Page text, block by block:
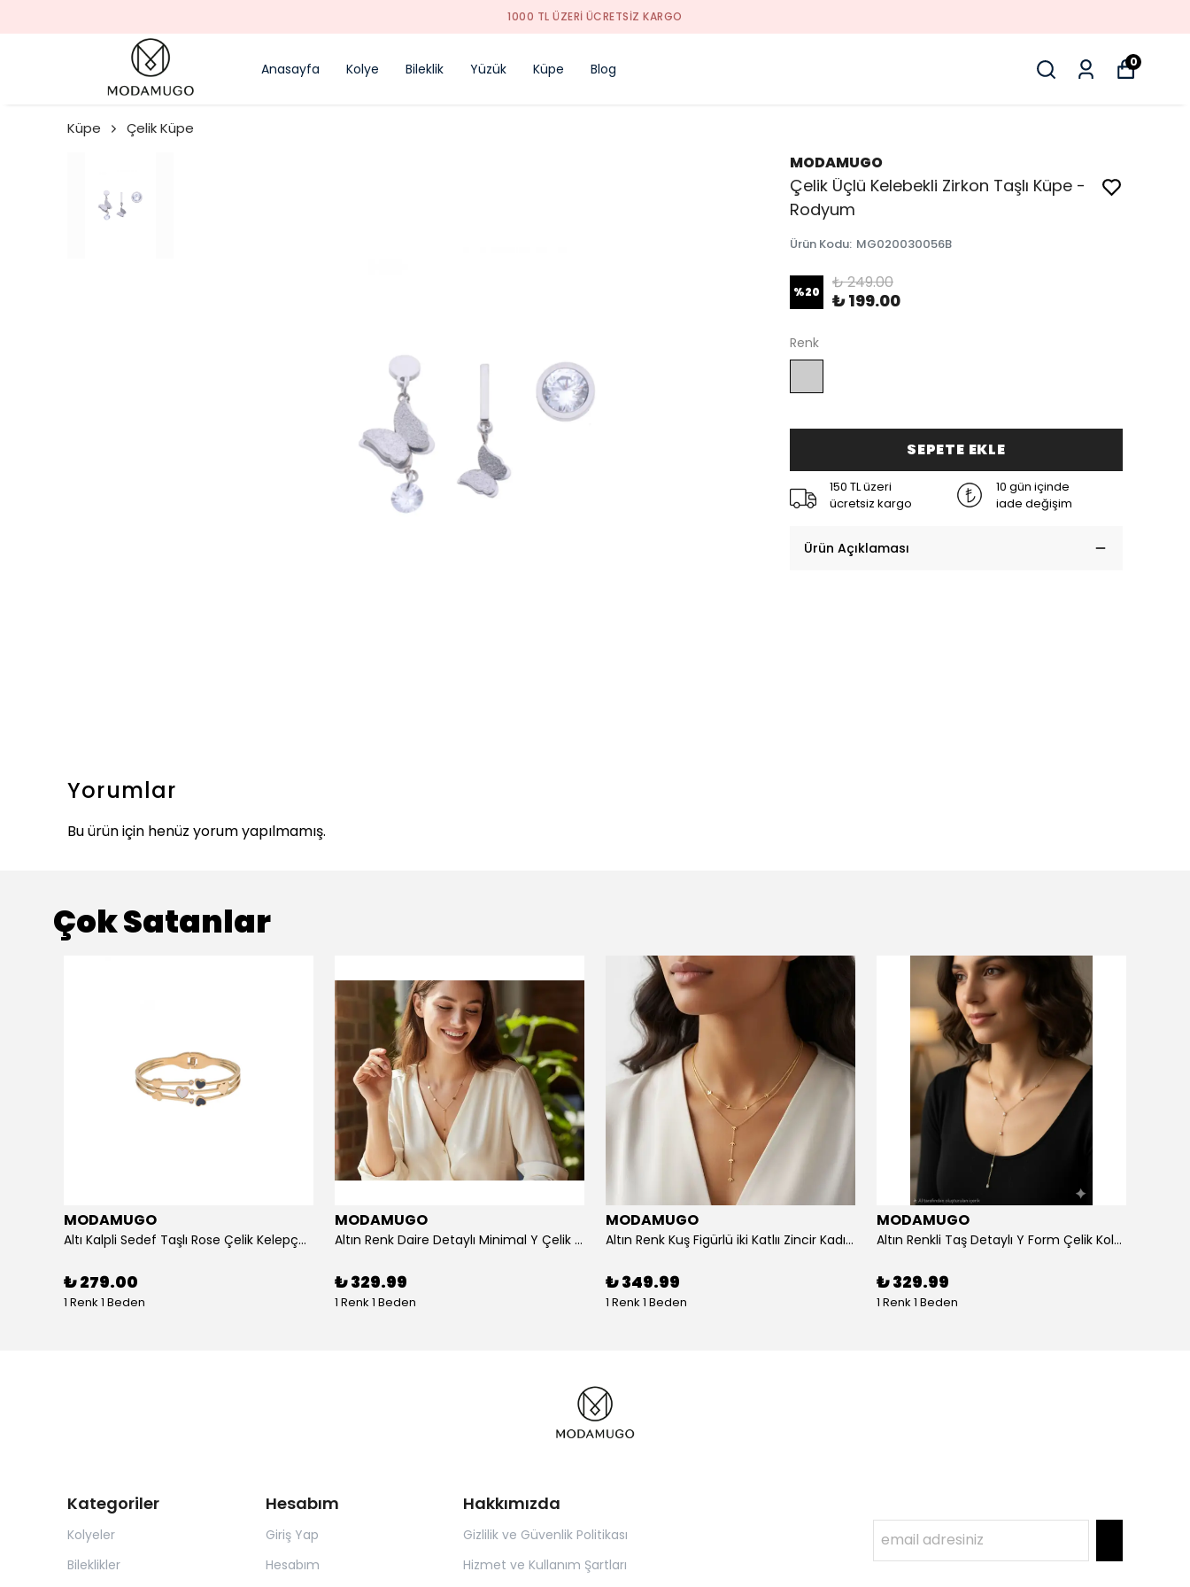
TREND ÜRÜNLER
Anasayfa Kolye Bileklik Yüzük Küpe Blog 0
Küpe Çelik Küpe
MODAMUGO
Çelik Üçlü Kelebekli Zirkon Taşlı Küpe -
Rodyum
Ürün Kodu: MG020030056B
%20 ₺ 249.00
₺ 199.00
Renk
SEPETE EKLE
150 TL üzeri
ücretsiz kargo
10 gün içinde
iade değişim
Ürün Açıklaması
Yorumlar
Bu ürün için henüz yorum yapılmamış.
Çok Satanlar
MODAMUGO
Altı Kalpli Sedef Taşlı Rose Çelik Kelepçe Bileklik
₺ 279.00
1 Renk 1 Beden
MODAMUGO
Altın Renk Daire Detaylı Minimal Y Çelik Kolye
₺ 329.99
1 Renk 1 Beden
MODAMUGO
Altın Renk Kuş Figürlü iki Katlıı Zincir Kadın Y Kolye
₺ 349.99
1 Renk 1 Beden
MODAMUGO
Altın Renkli Taş Detaylı Y Form Çelik Kolye
₺ 329.99
1 Renk 1 Beden
Kategoriler
Kolyeler
Bileklikler
Hesabım
Giriş Yap
Hesabım
Hakkımızda
Gizlilik ve Güvenlik Politikası
Hizmet ve Kullanım Şartları